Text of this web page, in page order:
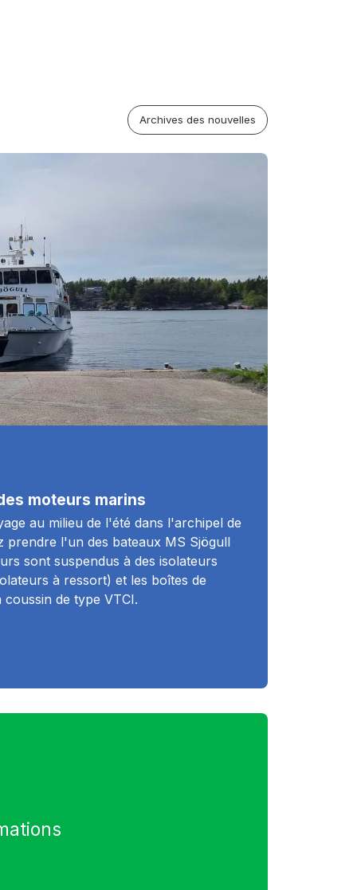
Archives des nouvelles
moteurs marins
au milieu de l'été dans l'archipel de
prendre l'un des bateaux MS Sjögull
sont suspendus à des isolateurs
à ressort) et les boîtes de
coussin de type VTCI.